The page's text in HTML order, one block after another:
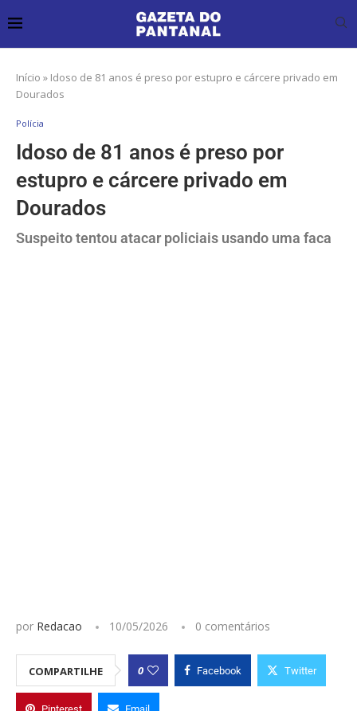
Início » Idoso de 81 anos é preso por estupro e cárcere privado em
Dourados
Polícia
Idoso de 81 anos é preso por
estupro e cárcere privado em
Dourados
Suspeito tentou atacar policiais usando uma faca
por Redacao 10/05/2026 0 comentários
COMPARTILHE 0 Facebook Twitter